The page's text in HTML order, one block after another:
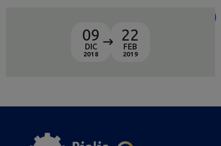
09
DIC
2018
22
FEB
2019